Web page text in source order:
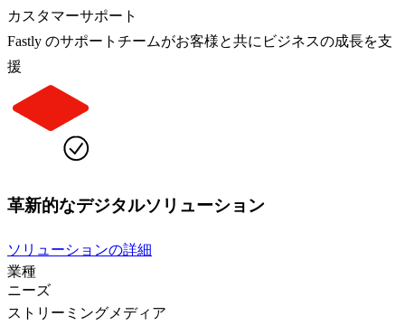
カスタマーサポート
Fastly のサポートチームがお客様と共にビジネスの成長を支
援
革新的なデジタルソリューション
ソリューションの詳細
業種
ニーズ
ストリーミングメディア